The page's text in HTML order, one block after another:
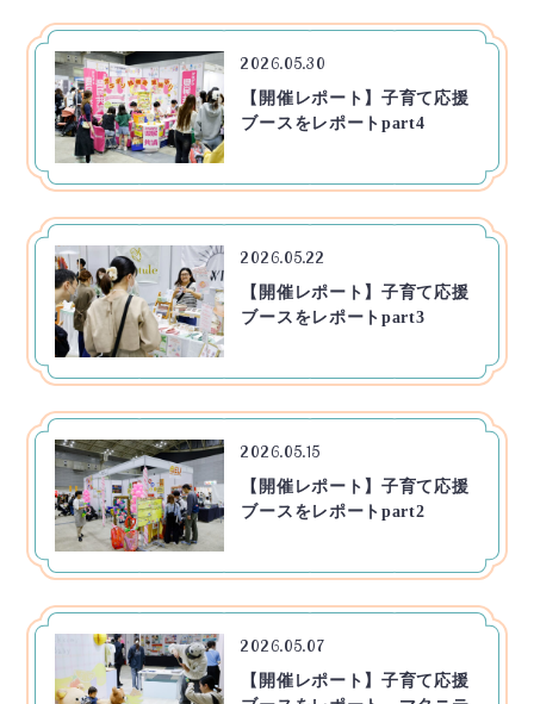
2026.05.30
【開催レポート】子育て応援
ブースをレポートpart4
2026.05.22
【開催レポート】子育て応援
ブースをレポートpart3
2026.05.15
【開催レポート】子育て応援
ブースをレポートpart2
2026.05.07
【開催レポート】子育て応援